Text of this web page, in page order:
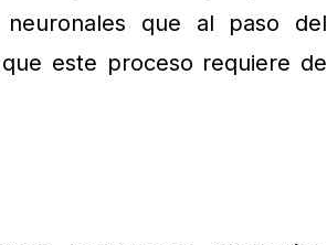
neuronales que al paso del
este proceso requiere de